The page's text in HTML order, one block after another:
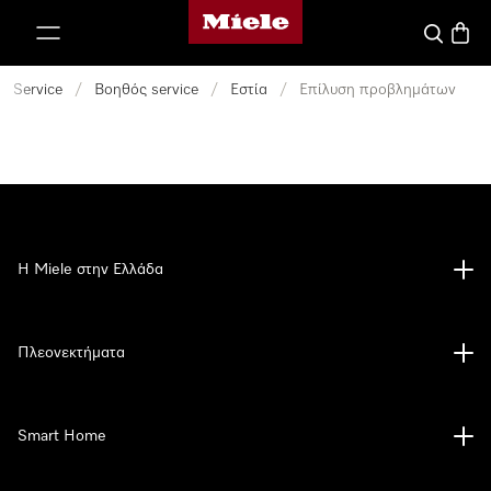
Αρχική σελίδα της Miele
Service / Βοηθός service / Εστία / Επίλυση προβλημάτων
Η Miele στην Ελλάδα
Πλεονεκτήματα
Smart Home